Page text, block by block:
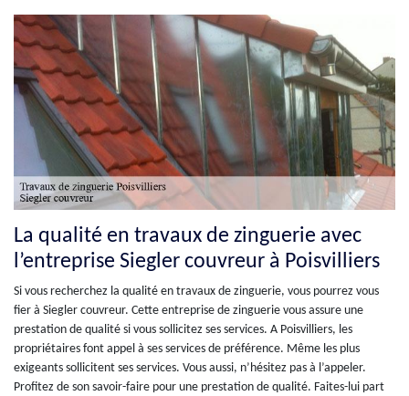
La qualité en travaux de zinguerie avec
l’entreprise Siegler couvreur à Poisvilliers
Si vous recherchez la qualité en travaux de zinguerie, vous pourrez vous
fier à Siegler couvreur. Cette entreprise de zinguerie vous assure une
prestation de qualité si vous sollicitez ses services. A Poisvilliers, les
propriétaires font appel à ses services de préférence. Même les plus
exigeants sollicitent ses services. Vous aussi, n’hésitez pas à l’appeler.
Profitez de son savoir-faire pour une prestation de qualité. Faites-lui part